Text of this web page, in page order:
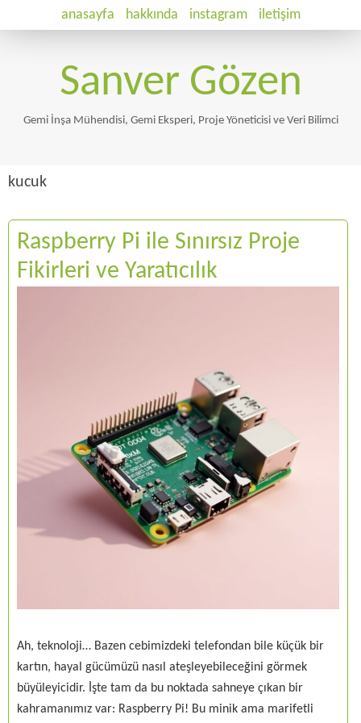
anasayfa hakkında instagram iletişim
Sanver Gözen
Gemi İnşa Mühendisi, Gemi Eksperi, Proje Yöneticisi ve Veri Bilimci
kucuk
Raspberry Pi ile Sınırsız Proje
Fikirleri ve Yaratıcılık
Ah, teknoloji… Bazen cebimizdeki telefondan bile küçük bir
kartın, hayal gücümüzü nasıl ateşleyebileceğini görmek
büyüleyicidir. İşte tam da bu noktada sahneye çıkan bir
kahramanımız var: Raspberry Pi! Bu minik ama marifetli